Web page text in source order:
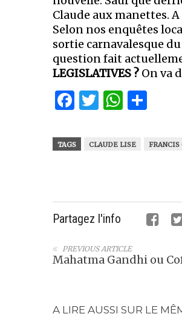
Claude aux manettes.
Selon nos enquêtes
sortie carnavalesque
question fait
LEGISLATIVES ? On va
Facebook
Twitter
TAGS CLAUDE LISE FRANCIS
Partagez l'info
PREVIOUS ARTICLE
Mahatma Gandhi ou
A LIRE AUSSI SUR LE